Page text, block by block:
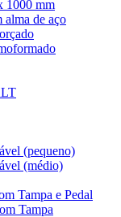
1000 mm
de aço
(pequeno)
(médio)
Tampa e Pedal
Tampa